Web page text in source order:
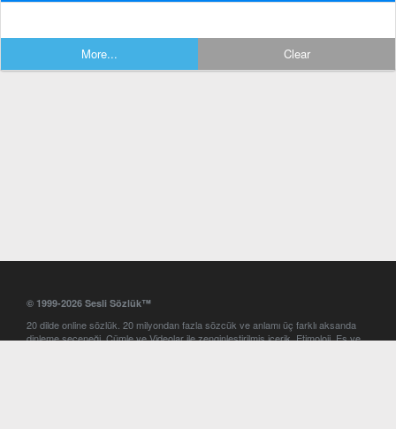
More... Clear
© 1999-2026 Sesli Sözlük™
20 dilde online sözlük. 20 milyondan fazla sözcük ve anlamı üç farklı aksanda
dinleme seçeneği. Cümle ve Videolar ile zenginleştirilmiş içerik. Etimoloji, Eş ve